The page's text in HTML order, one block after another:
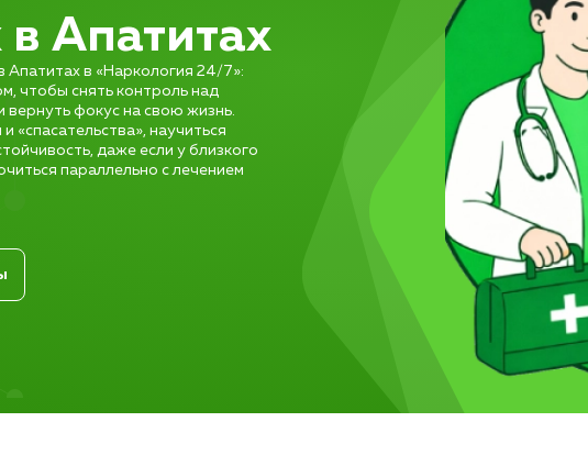
Апатитах
Апатитах в «Наркология 24/7»:
чтобы снять контроль над
вернуть фокус на свою жизнь.
«спасательства», научиться
даже если у близкого
параллельно с лечением